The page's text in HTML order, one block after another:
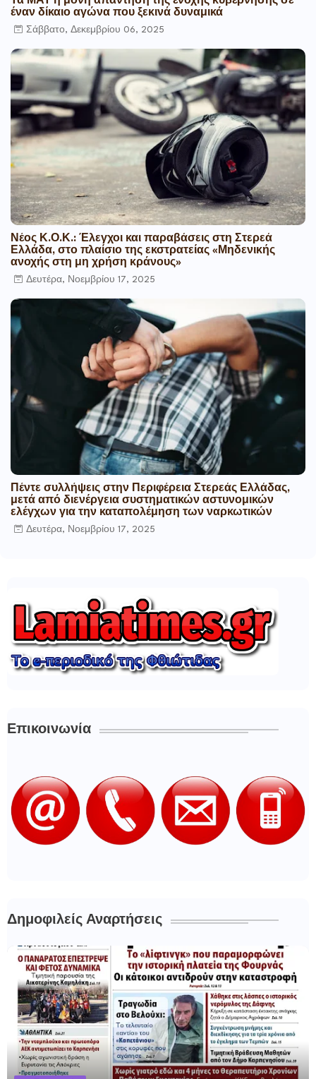
έναν δίκαιο αγώνα που ξεκινά δυναμικά
Σάββατο, Δεκεμβρίου 06, 2025
Νέος Κ.Ο.Κ.: Έλεγχοι και παραβάσεις στη Στερεά
Ελλάδα, στο πλαίσιο της εκστρατείας «Μηδενικής
ανοχής στη μη χρήση κράνους»
Δευτέρα, Νοεμβρίου 17, 2025
Πέντε συλλήψεις στην Περιφέρεια Στερεάς Ελλάδας,
μετά από διενέργεια συστηματικών αστυνομικών
ελέγχων για την καταπολέμηση των ναρκωτικών
Δευτέρα, Νοεμβρίου 17, 2025
Επικοινωνία
Δημοφιλείς Αναρτήσεις